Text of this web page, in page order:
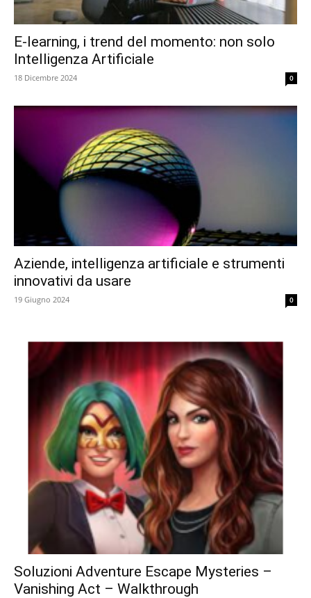
E-learning, i trend del momento: non solo
Intelligenza Artificiale
18 Dicembre 2024 0
Aziende, intelligenza artificiale e strumenti
innovativi da usare
19 Giugno 2024 0
Soluzioni Adventure Escape Mysteries –
Vanishing Act – Walkthrough